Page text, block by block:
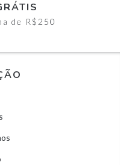
de R$250